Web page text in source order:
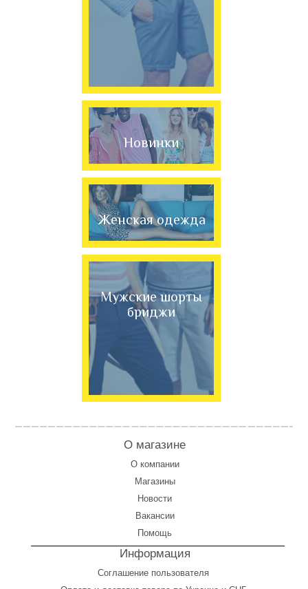
Новинки
Женская одежда
Мужские шорты
бриджи
О магазине
О компании
Магазины
Новости
Вакансии
Помощь
Информация
Соглашение пользователя